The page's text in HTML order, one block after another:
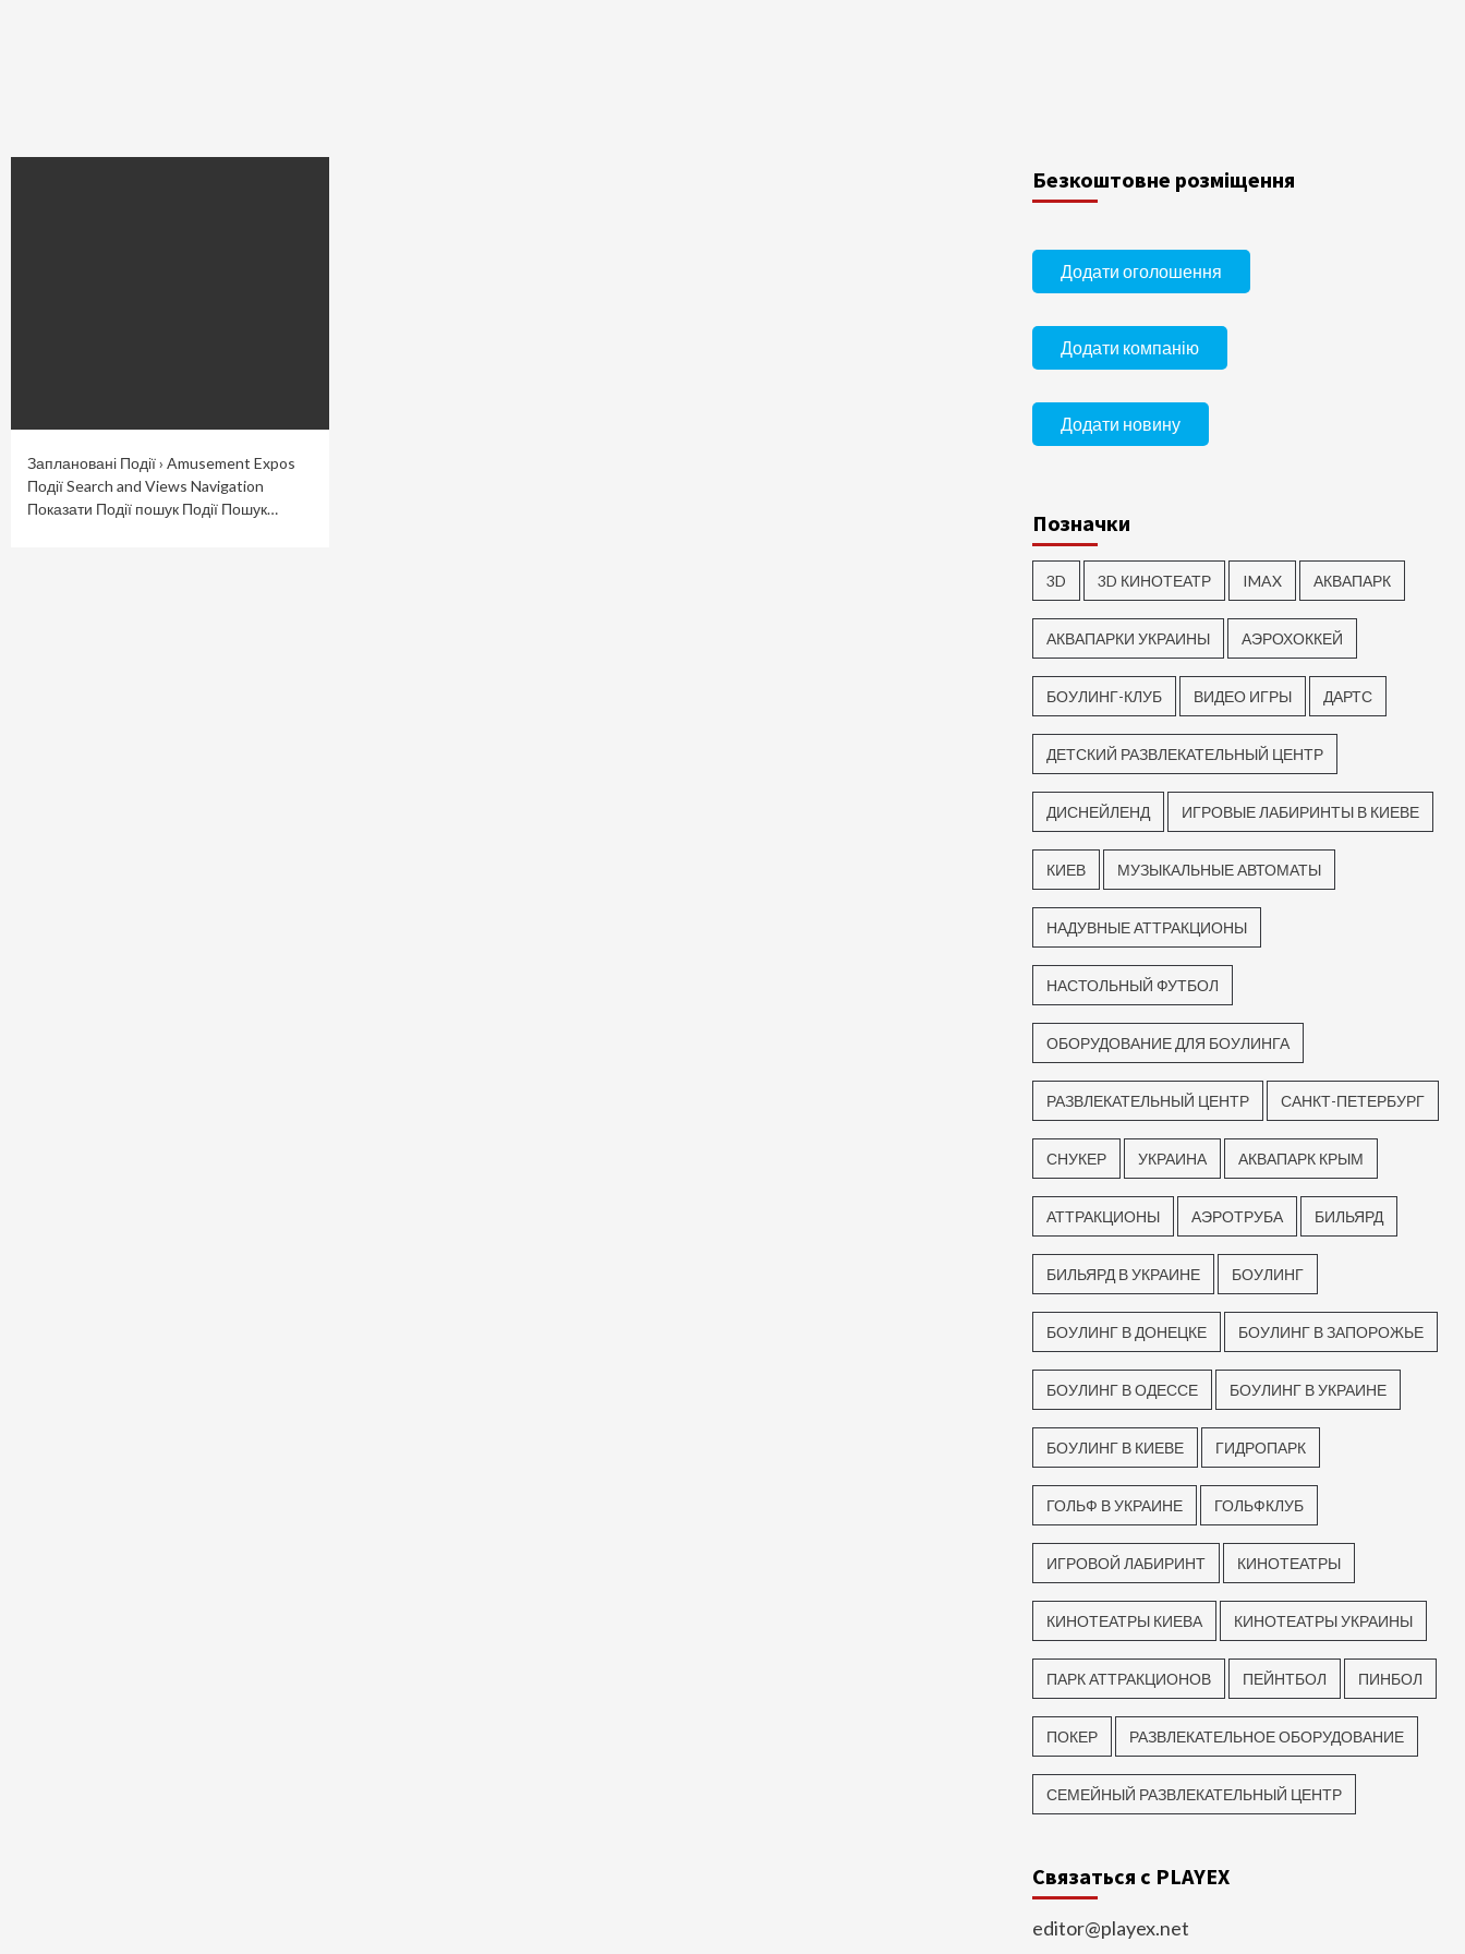
Заплановані Події › Amusement Expos
Події Search and Views Navigation
Показати Події пошук Події Пошук…
Безкоштовне розміщення
Додати оголошення
Додати компанію
Додати новину
Позначки
3D 3D КИНОТЕАТР IMAX АКВАПАРК
АКВАПАРКИ УКРАИНЫ АЭРОХОККЕЙ
БОУЛИНГ-КЛУБ ВИДЕО ИГРЫ ДАРТС
ДЕТСКИЙ РАЗВЛЕКАТЕЛЬНЫЙ ЦЕНТР
ДИСНЕЙЛЕНД ИГРОВЫЕ ЛАБИРИНТЫ В КИЕВЕ
КИЕВ МУЗЫКАЛЬНЫЕ АВТОМАТЫ
НАДУВНЫЕ АТТРАКЦИОНЫ
НАСТОЛЬНЫЙ ФУТБОЛ
ОБОРУДОВАНИЕ ДЛЯ БОУЛИНГА
РАЗВЛЕКАТЕЛЬНЫЙ ЦЕНТР САНКТ-ПЕТЕРБУРГ
СНУКЕР УКРАИНА АКВАПАРК КРЫМ
АТТРАКЦИОНЫ АЭРОТРУБА БИЛЬЯРД
БИЛЬЯРД В УКРАИНЕ БОУЛИНГ
БОУЛИНГ В ДОНЕЦКЕ БОУЛИНГ В ЗАПОРОЖЬЕ
БОУЛИНГ В ОДЕССЕ БОУЛИНГ В УКРАИНЕ
БОУЛИНГ В КИЕВЕ ГИДРОПАРК
ГОЛЬФ В УКРАИНЕ ГОЛЬФКЛУБ
ИГРОВОЙ ЛАБИРИНТ КИНОТЕАТРЫ
КИНОТЕАТРЫ КИЕВА КИНОТЕАТРЫ УКРАИНЫ
ПАРК АТТРАКЦИОНОВ ПЕЙНТБОЛ ПИНБОЛ
ПОКЕР РАЗВЛЕКАТЕЛЬНОЕ ОБОРУДОВАНИЕ
СЕМЕЙНЫЙ РАЗВЛЕКАТЕЛЬНЫЙ ЦЕНТР
Связаться с PLAYEX
editor@playex.net